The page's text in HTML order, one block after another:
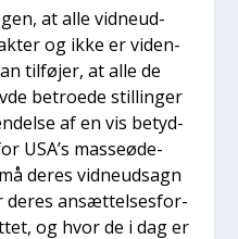
at alle vid­neud­
og ikke er viden­
til­fø­jer, at alle de
betro­e­de stil­lin­ger
af en vis betyd­
USA’s mas­seø­de­
deres vid­neud­sagn
deres ansæt­tel­ses­for­
og hvor de i dag er